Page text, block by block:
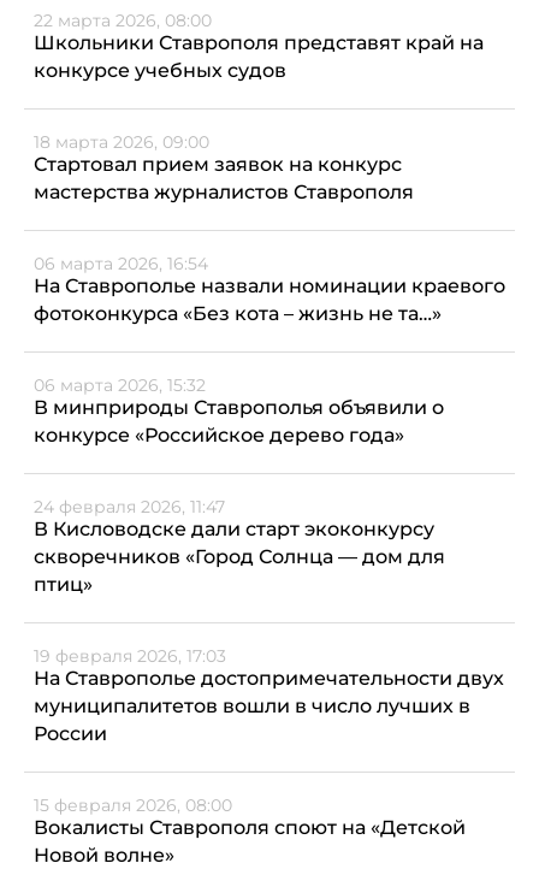
22 марта 2026, 08:00
Школьники Ставрополя представят край на
конкурсе учебных судов
18 марта 2026, 09:00
Стартовал прием заявок на конкурс
мастерства журналистов Ставрополя
06 марта 2026, 16:54
На Ставрополье назвали номинации краевого
фотоконкурса «Без кота – жизнь не та…»
06 марта 2026, 15:32
В минприроды Ставрополья объявили о
конкурсе «Российское дерево года»
24 февраля 2026, 11:47
В Кисловодске дали старт экоконкурсу
скворечников «Город Солнца — дом для
птиц»
19 февраля 2026, 17:03
На Ставрополье достопримечательности двух
муниципалитетов вошли в число лучших в
России
15 февраля 2026, 08:00
Вокалисты Ставрополя споют на «Детской
Новой волне»